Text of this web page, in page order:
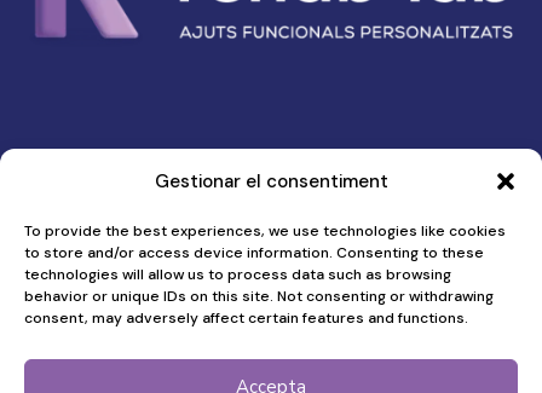
Gestionar el consentiment
To provide the best experiences, we use technologies like cookies
to store and/or access device information. Consenting to these
technologies will allow us to process data such as browsing
behavior or unique IDs on this site. Not consenting or withdrawing
consent, may adversely affect certain features and functions.
Accepta
Menú
Qui som
Per què
Com ho fem